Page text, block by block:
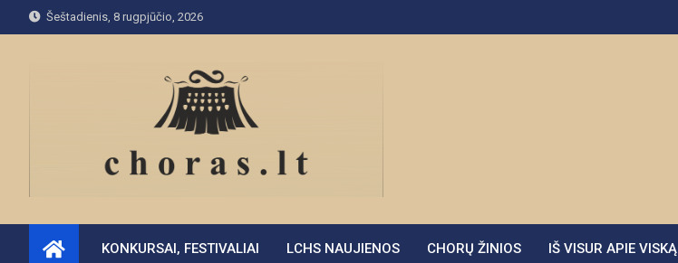
to
Šeštadienis, 8 rugpjūčio, 2026
KONKURSAI, FESTIVALIAI LCHS NAUJIENOS CHORŲ ŽINIOS IŠ VISUR APIE VISKĄ